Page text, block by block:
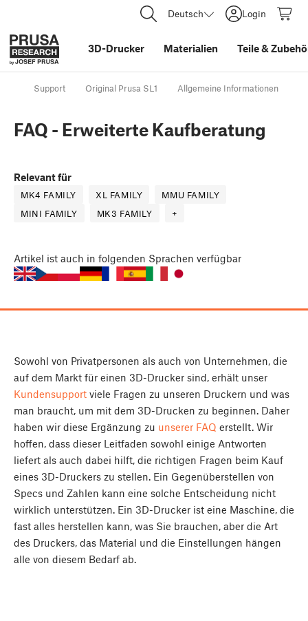
Deutsch Login
3D-Drucker Materialien Teile&
Support Original Prusa SL1 Allgemeine Informationen
FAQ - Erweiterte Kaufberatung
Relevant für
MK4 FAMILY XL FAMILY
MMU FAMILY
MINI FAMILY
MK3 FAMILY +
Artikel ist auch in folgenden Sprachen verfügbar
Sowohl von Privatpersonen als auch von Unternehmen, die
auf dem Markt für einen 3D-Drucker sind, erhält unser
Kundensupport viele Fragen zu unseren Druckern und was
man braucht, um mit dem 3D-Drucken zu beginnen. Daher
haben wir diese Ergänzung zu unserer FAQ erstellt. Wir
hoffen, dass dieser Leitfaden sowohl einige Antworten
liefert als auch dabei hilft, die richtigen Fragen beim Kauf
eines 3D-Druckers zu stellen. Ein Gegenüberstellen von
Specs und Zahlen kann eine solche Entscheidung nicht
wirklich unterstützen. Ein 3D-Drucker ist eine Maschine, die
fast alles herstellen kann, was Sie brauchen, aber die Art
des Druckers, das Material und die Einstellungen hängen
alle von diesem Bedarf ab.